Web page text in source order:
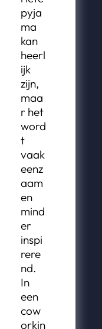
pyja
ma
kan
heerl
ijk
zijn,
maa
r het
word
t
vaak
eenz
aam
en
mind
er
inspi
rere
nd.
In
een
cow
orkin